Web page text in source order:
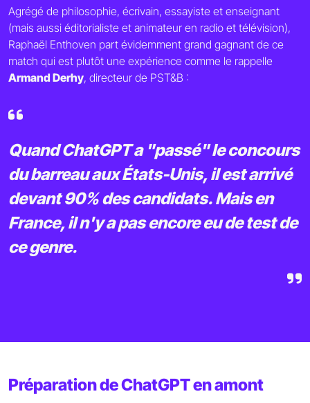
Agrégé de philosophie, écrivain, essayiste et enseignant
(mais aussi éditorialiste et animateur en radio et télévision),
Raphaël Enthoven part évidemment grand gagnant de ce
match qui est plutôt une expérience comme le rappelle
Armand Derhy, directeur de PST&B :
Quand ChatGPT a "passé" le concours
du barreau aux États-Unis, il est arrivé
devant 90% des candidats. Mais en
France, il n'y a pas encore eu de test de
ce genre.
Préparation de ChatGPT en amont